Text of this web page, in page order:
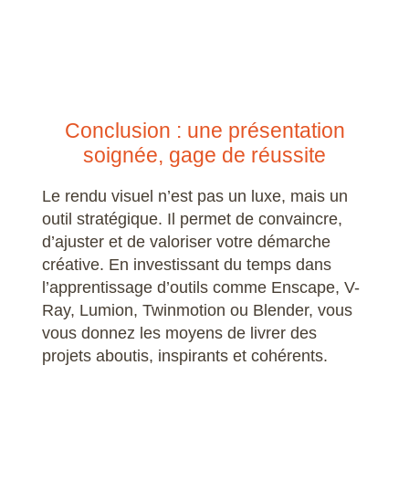
Conclusion : une présentation
soignée, gage de réussite
Le rendu visuel n’est pas un luxe, mais un
outil stratégique. Il permet de convaincre,
d’ajuster et de valoriser votre démarche
créative. En investissant du temps dans
l’apprentissage d’outils comme Enscape, V-
Ray, Lumion, Twinmotion ou Blender, vous
vous donnez les moyens de livrer des
projets aboutis, inspirants et cohérents.